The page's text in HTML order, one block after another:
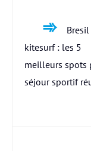
Bresil
kitesurf : les 5
meilleurs spots
séjour sportif